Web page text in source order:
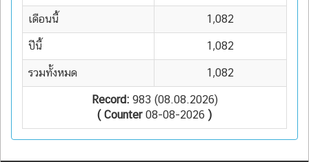
เดือนนี้ 1,082
ปีนี้ 1,082
รวมทั้งหมด 1,082
Record:983 (08.08.2026)
( Counter08-08-2026 )